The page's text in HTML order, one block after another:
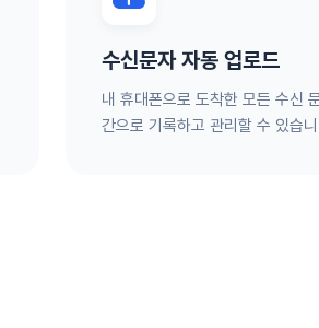
수신문자 자동 업로드
내 휴대폰으로 도착한 모든 수신
간으로 기록하고 관리할 수 있습